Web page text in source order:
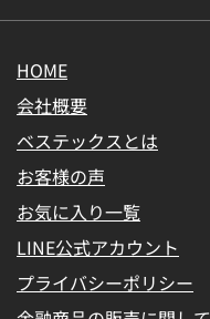
HOME
会社概要
ベステックスとは
お客様の声
お気に入り一覧
LINE公式アカウント
プライバシーポリシー